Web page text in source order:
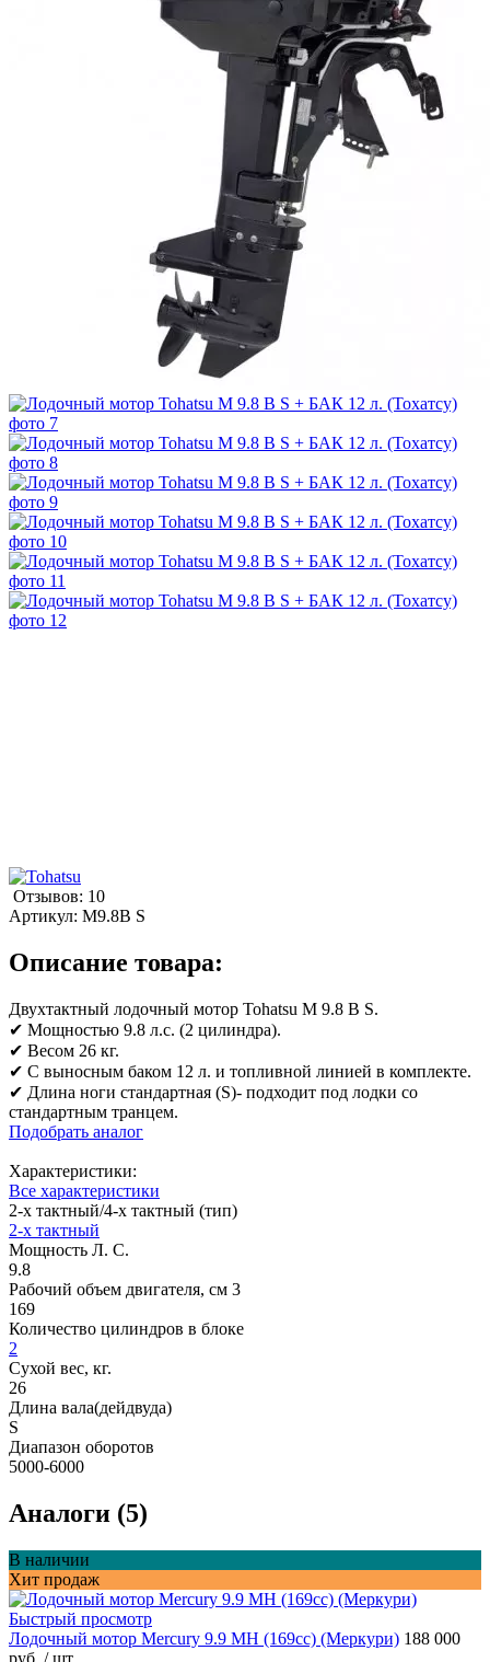
Отзывов: 10
Артикул: M9.8B S
Описание товара:
Двухтактный лодочный мотор Tohatsu M 9.8 B S.
✔ Мощностью 9.8 л.с. (2 цилиндра).
✔ Весом 26 кг.
✔ С выносным баком 12 л. и топливной линией в комплекте.
✔ Длина ноги стандартная (S)- подходит под лодки со
стандартным транцем.
Подобрать аналог
Характеристики:
Все характеристики
2-х тактный/4-х тактный (тип)
2-х тактный
Мощность Л. С.
9.8
Рабочий объем двигателя, см 3
169
Количество цилиндров в блоке
2
Сухой вес, кг.
26
Длина вала(дейдвуда)
S
Диапазон оборотов
5000-6000
Аналоги (5)
В наличии
Хит продаж
Быстрый просмотр
Лодочный мотор Mercury 9.9 MH (169cc) (Меркури) 188 000
руб. / шт